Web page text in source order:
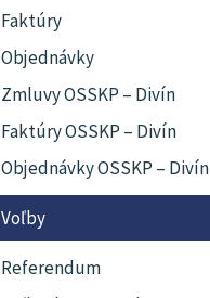
Faktúry
Objednávky
Zmluvy OSSKP – Divín
Faktúry OSSKP – Divín
Objednávky OSSKP – Divín
Voľby
Referendum